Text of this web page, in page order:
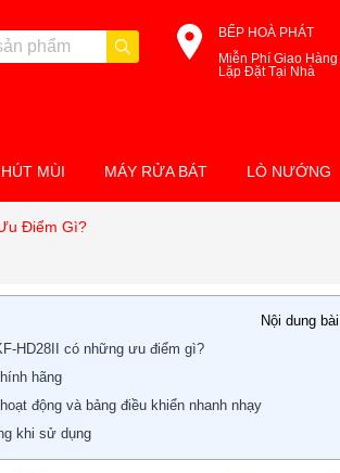
BẾP HOÀ PHÁT
Miễn Phí Giao Hàng
Lặp Đặt Tại Nhà
HÚT MÙI MÁY RỬA BÁT LÒ NƯỚNG
Điểm Gì?
Nội dung
HD28II có những ưu điểm gì?
hãng
động và bảng điều khiển nhanh nhạy
khi sử dụng